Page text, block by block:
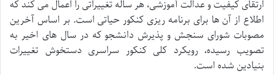
ارتقای کیفیت و عدالت آموزشی، هر ساله تغییراتی را اعمال می کند که
اطلاع از آن ها برای برنامه ریزی کنکور حیاتی است. بر اساس آخرین
مصوبات شورای سنجش و پذیرش دانشجو که در سال های اخیر به
تصویب رسیده، رویکرد کلی کنکور سراسری دستخوش تغییرات
بنیادین شده است.